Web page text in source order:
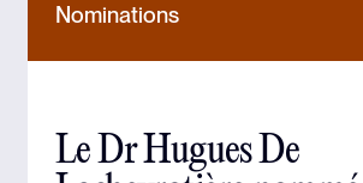
Nominations
Le Dr Hugues De